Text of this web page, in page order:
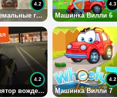
Экстремальные гонки на УАЗике
4.2
Машинка Вилли 6
4.3
Симулятор вождения автомашины 3
4.2
Машинка Вилли 7
4.2